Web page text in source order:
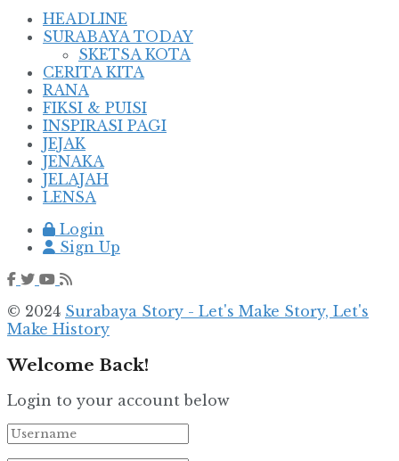
HEADLINE
SURABAYA TODAY
SKETSA KOTA
CERITA KITA
RANA
FIKSI & PUISI
INSPIRASI PAGI
JEJAK
JENAKA
JELAJAH
LENSA
Login
Sign Up
© 2024 Surabaya Story - Let's Make Story, Let's
Make History
Welcome Back!
Login to your account below